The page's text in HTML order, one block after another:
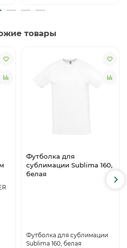
товары
Футболка для
сублимации Sublima 160,
белая
Футболка для сублимации
Sublima 160, белая